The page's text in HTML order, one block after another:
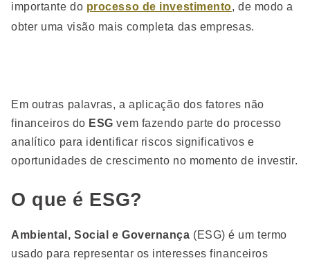
importante do processo de investimento, de modo a
obter uma visão mais completa das empresas.
Em outras palavras, a aplicação dos fatores não
financeiros do ESG vem fazendo parte do processo
analítico para identificar riscos significativos e
oportunidades de crescimento no momento de investir.
O que é ESG?
Ambiental, Social e Governança (ESG) é um termo
usado para representar os interesses financeiros